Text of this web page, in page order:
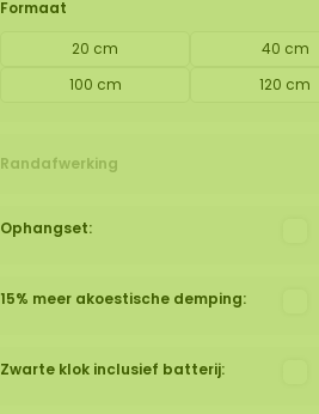
Formaat
20 cm
40 cm
100 cm
120 cm
Randafwerking
Ophangset:
15% meer akoestische demping:
Zwarte klok inclusief batterij: